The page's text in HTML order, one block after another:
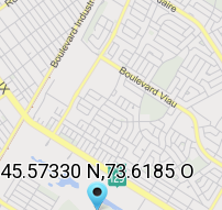
45.57330 N,73.6185 O
45.57330 N,73.6185 O